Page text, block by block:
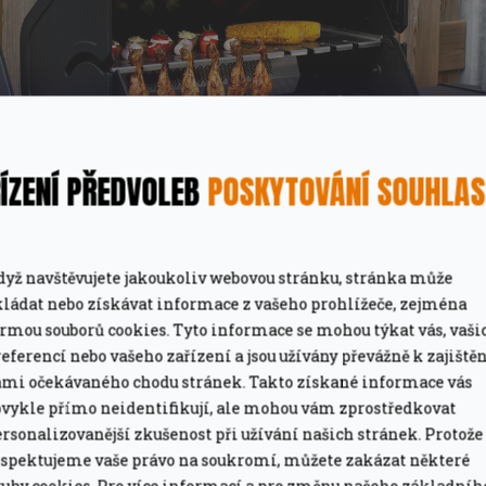
PŘEDVOLEBPOSKYTOVÁNÍ
navštěvujete jakoukoliv webovou stránku, stránka může
nebo získávat informace z vašeho prohlížeče, zejména
souborů cookies. Tyto informace se mohou týkat vás,
nebo vašeho zařízení a jsou užívány převážně k
očekávaného chodu stránek. Takto získané informace vás
přímo neidentifikují, ale mohou vám zprostředkovat
zkušenost při užívání našich stránek. Protože
vaše právo na soukromí, můžete zakázat některé
potřebovat:
ZÍSKEJTE100 KčNA PRVNÍ NÁKUP
SVŮJ E-MAIL A MY VÁM NA OPLÁTKU POŠLEME
PRVNÍ OBJEDNÁVKU!
lze uplatnit při objednávce nad 2 000 Kč.